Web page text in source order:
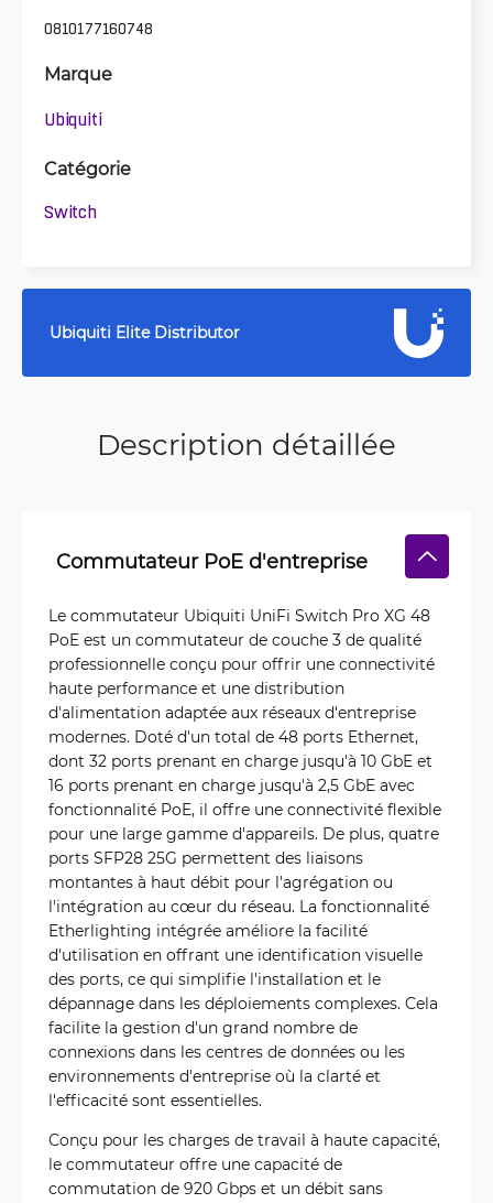
0810177160748
Marque
Ubiquiti
Catégorie
Switch
Ubiquiti Elite Distributor
Description détaillée
Commutateur PoE d'entreprise
Le commutateur Ubiquiti UniFi Switch Pro XG 48
PoE est un commutateur de couche 3 de qualité
professionnelle conçu pour offrir une connectivité
haute performance et une distribution
d'alimentation adaptée aux réseaux d'entreprise
modernes. Doté d'un total de 48 ports Ethernet,
dont 32 ports prenant en charge jusqu'à 10 GbE et
16 ports prenant en charge jusqu'à 2,5 GbE avec
fonctionnalité PoE, il offre une connectivité flexible
pour une large gamme d'appareils. De plus, quatre
ports SFP28 25G permettent des liaisons
montantes à haut débit pour l'agrégation ou
l'intégration au cœur du réseau. La fonctionnalité
Etherlighting intégrée améliore la facilité
d'utilisation en offrant une identification visuelle
des ports, ce qui simplifie l'installation et le
dépannage dans les déploiements complexes. Cela
facilite la gestion d'un grand nombre de
connexions dans les centres de données ou les
environnements d'entreprise où la clarté et
l'efficacité sont essentielles.
Conçu pour les charges de travail à haute capacité,
le commutateur offre une capacité de
commutation de 920 Gbps et un débit sans